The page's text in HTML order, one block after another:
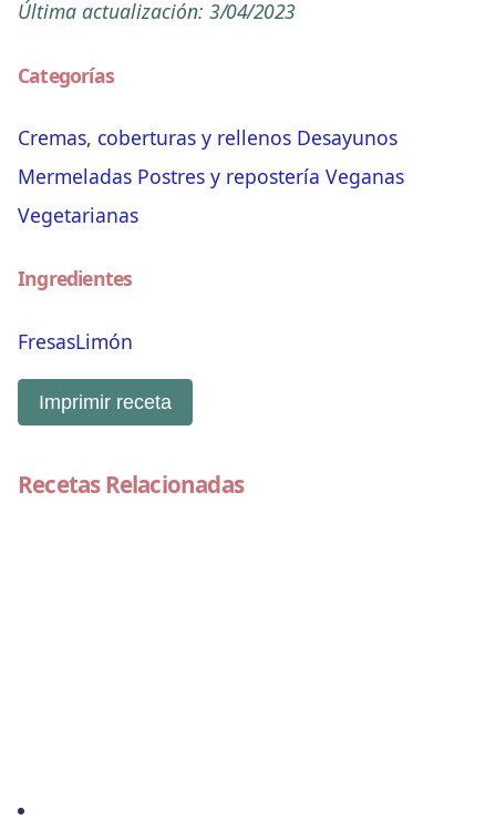
Última actualización: 3/04/2023
Categorías
Cremas, coberturas y rellenos Desayunos
Mermeladas Postres y repostería Veganas
Vegetarianas
Ingredientes
FresasLimón
Imprimir receta
Recetas Relacionadas